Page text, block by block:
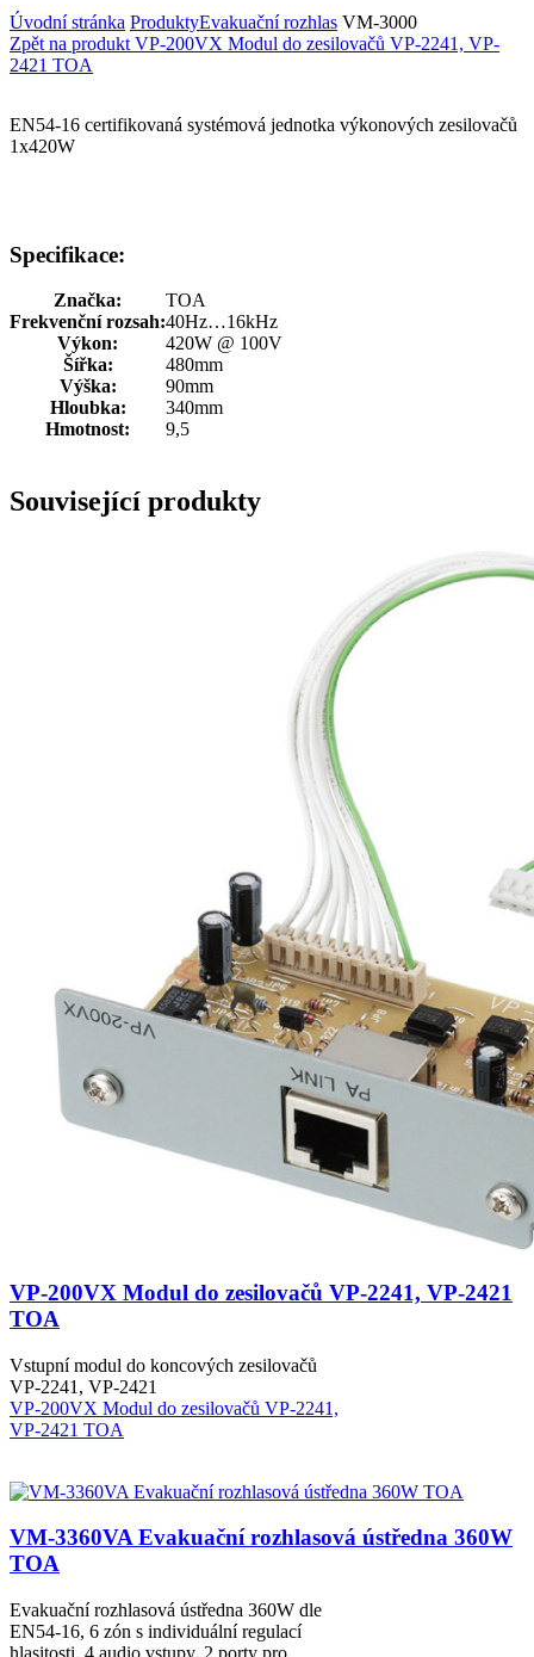
Úvodní stránka ProduktyEvakuační rozhlas VM-3000
Zpět na produkt VP-200VX Modul do zesilovačů VP-2241, VP-
2421 TOA
EN54-16 certifikovaná systémová jednotka výkonových zesilovačů
1x420W
Specifikace:
Značka:
TOA
Frekvenční rozsah:40Hz…16kHz
Výkon:
420W @ 100V
Šířka:
480mm
Výška:
90mm
Hloubka:
340mm
Hmotnost:
9,5
Související produkty
VP-200VX Modul do zesilovačů VP-2241, VP-2421
TOA
Vstupní modul do koncových zesilovačů
VP-2241, VP-2421
VP-200VX Modul do zesilovačů VP-2241,
VP-2421 TOA
VM-3360VA Evakuační rozhlasová ústředna 360W
TOA
Evakuační rozhlasová ústředna 360W dle
EN54-16, 6 zón s individuální regulací
hlasitosti, 4 audio vstupy, 2 porty pro